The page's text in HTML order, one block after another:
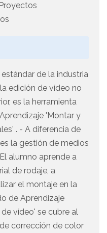
de la industria
edición de vídeo no
es la herramienta
'Montar y
. - A diferencia de
la gestión de medios
alumno aprende a
de rodaje, a
el montaje en la
de Aprendizaje
vídeo' se cubre al
corrección de color